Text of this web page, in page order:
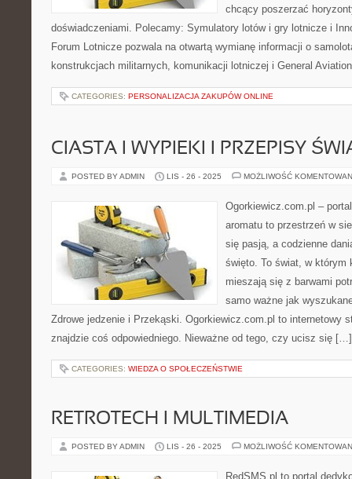
chcący poszerzać
doświadczeniami. Polecamy: Symulatory lotów i gry lotnicze i
Forum Lotnicze pozwala na otwartą wymianę informacji o
konstrukcjach militarnych, komunikacji lotniczej i General
CATEGORIES: PERSONALIZACJA ZAKUPÓW ONLINE
CIASTA I WYPIEKI I PRZEPISY
POSTED BY ADMIN LIS - 26 - 2025 MOŻLIWOŚĆ
Ogorkiewicz.com.pl –
aromatu to przestrzeń w
się pasją, a codzienne
święto. To świat, w którym
mieszają się z barwami
samo ważne jak
Zdrowe jedzenie i Przekąski. Ogorkiewicz.com.pl to internetowy
znajdzie coś odpowiedniego. Nieważne od tego, czy ucisz się […]
CATEGORIES: WIEDZA O SPOŁECZEŃSTWIE
RETROTECH I MULTIMEDIA
POSTED BY ADMIN LIS - 26 - 2025 MOŻLIWOŚĆ
RedSMS.pl to portal